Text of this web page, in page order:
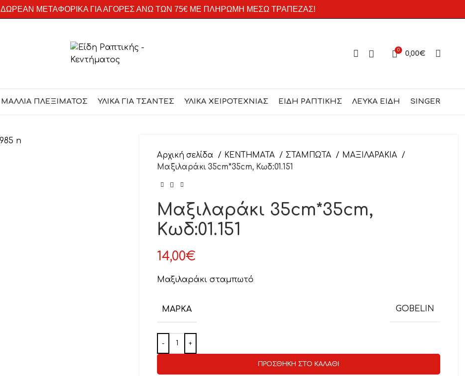
ΔΩΡΕΑΝ ΜΕΤΑΦΟΡΙΚΑ ΓΙΑ ΑΓΟΡΕΣ ΑΝΩ ΤΩΝ 75€ ΜΕ ΠΛΗΡΩΜΗ ΜΕΣΩ ΤΡΑΠΕΖΑΣ!
0 0,00€
ΜΑΛΛΙΑ ΠΛΕΞΙΜΑΤΟΣ ΥΛΙΚΑ ΓΙΑ ΤΣΑΝΤΕΣ ΥΛΙΚΑ ΧΕΙΡΟΤΕΧΝΙΑΣ ΕΙΔΗ ΡΑΠΤΙΚΗΣ ΛΕΥΚΑ ΕΙΔΗ SINGER
Αρχική σελίδα ΚΕΝΤΗΜΑΤΑ ΣΤΑΜΠΩΤΑ
ΜΑΞΙΛΑΡΑΚΙΑ
Μαξιλαράκι 35cm*35cm, Κωδ:01.151
Μαξιλαράκι 35cm*35cm,
Κωδ:01.151
14,00€
Μαξιλαράκι σταμπωτό
ΜΆΡΚΑ GOBELIN
ΠΡΟΣΘΉΚΗ ΣΤΟ ΚΑΛΆΘΙ